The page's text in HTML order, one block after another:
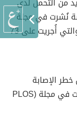
نُشرت في مجلة
(The Journal of Nutrition) عام 2019م، والتي أُجريت على 73
الإصابة
بسرطان المريء بحسب دراسة أولية نُشرت في مجلة (PLOS